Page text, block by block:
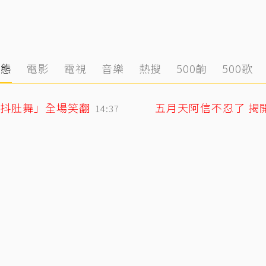
電影 電視 音樂 熱搜 500齣 500歌
肚舞」全場笑翻 14:37 五月天阿信不忍了 揭